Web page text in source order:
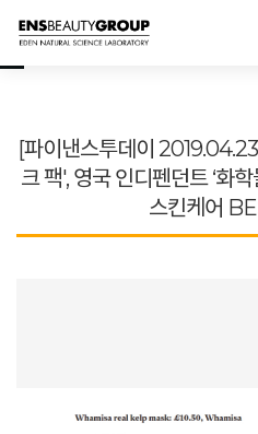
[파이낸스투데이
크 팩', 영국 인디펜던트 ‘화
스킨케어